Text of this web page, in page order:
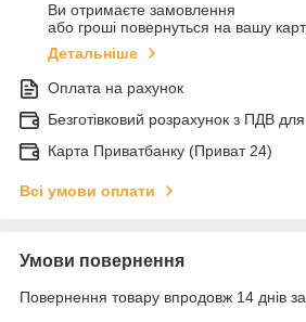
Ви отримаєте замовлення
або гроші повернуться на вашу
Детальніше
Оплата на рахунок
Безготівковий розрахунок з ПДВ
Карта Приватбанку (Приват 24)
Всі умови оплати
Умови повернення
Повернення товару впродовж 14 днів